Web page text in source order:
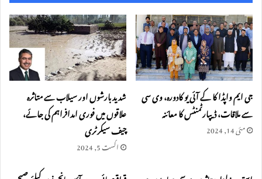
جی ایم واپڈا کا کے آئی یو کادورہ، وی سی
سے ملاقات، ڈیپارٹمنٹس کا معائنہ
مئی 14, 2024
شدید بارشوں اور سیلاب سے متاثرہ
علاقوں میں فوری امدافراہم کی جائے،
چیف سیکرٹری
اگست 5, 2024